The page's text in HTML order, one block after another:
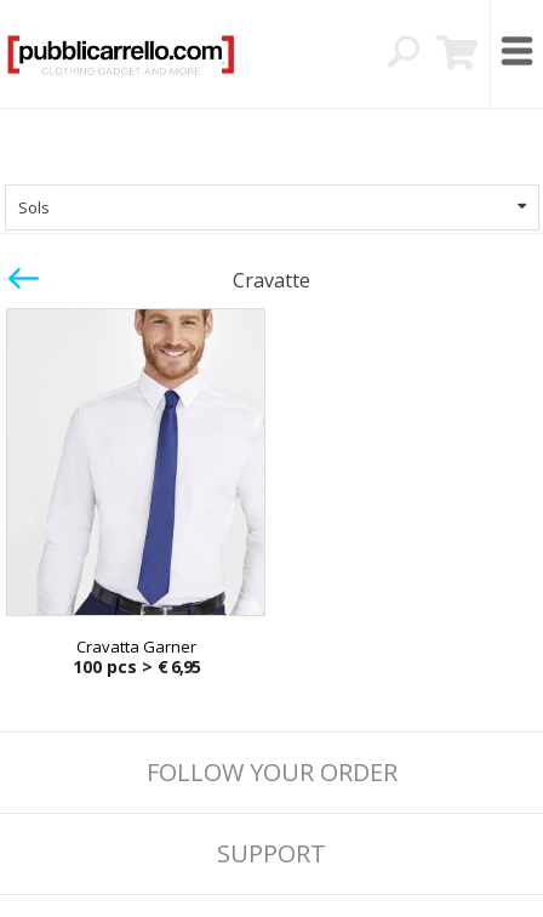
Sols
Cravatte
Cravatta Garner
100 pcs > € 6,95
FOLLOW YOUR ORDER
SUPPORT